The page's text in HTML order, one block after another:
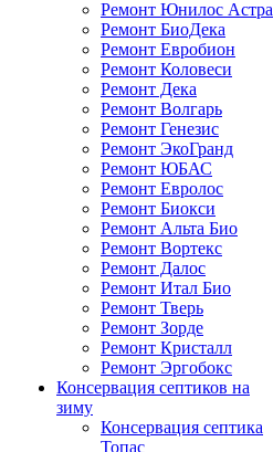
Ремонт Юнилос Астра
Ремонт БиоДека
Ремонт Евробион
Ремонт Коловеси
Ремонт Дека
Ремонт Волгарь
Ремонт Генезис
Ремонт ЭкоГранд
Ремонт ЮБАС
Ремонт Евролос
Ремонт Биокси
Ремонт Альта Био
Ремонт Вортекс
Ремонт Далос
Ремонт Итал Био
Ремонт Тверь
Ремонт Зорде
Ремонт Кристалл
Ремонт Эргобокс
Консервация септиков на
зиму
Консервация септика
Топас